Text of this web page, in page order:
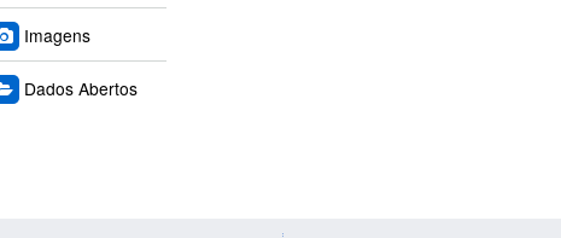
Imagens
Dados Abertos